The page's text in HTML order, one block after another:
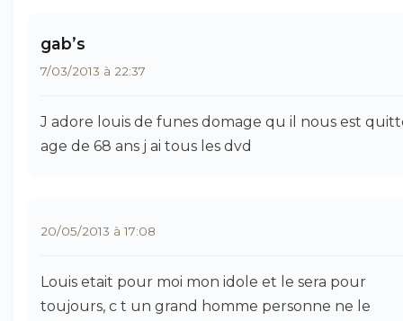
gab’s
7/03/2013 à 22:37
J adore louis de funes domage qu il nous est
age de 68 ans j ai tous les dvd
20/05/2013 à 17:08
Louis etait pour moi mon idole et le sera pour
toujours, c t un grand homme personne ne le